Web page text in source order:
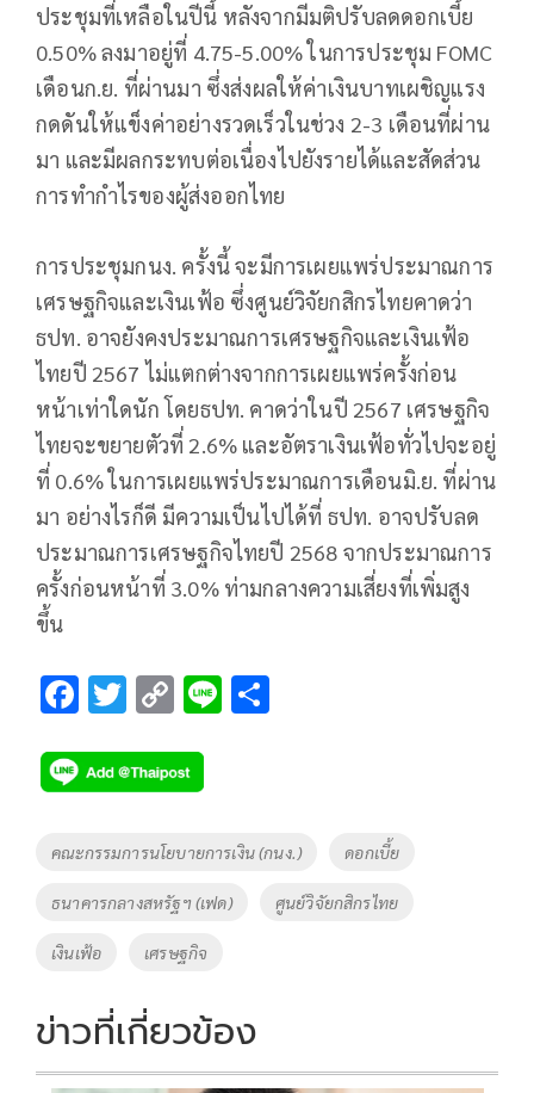
ประชุมที่เหลือในปีนี้ หลังจากมีมติปรับลดดอกเบี้ย
0.50% ลงมาอยู่ที่ 4.75-5.00% ในการประชุม FOMC
เดือนก.ย. ที่ผ่านมา ซึ่งส่งผลให้ค่าเงินบาทเผชิญแรง
กดดันให้แข็งค่าอย่างรวดเร็วในช่วง 2-3 เดือนที่ผ่าน
มา และมีผลกระทบต่อเนื่องไปยังรายได้และสัดส่วน
การทำกำไรของผู้ส่งออกไทย
การประชุมกนง. ครั้งนี้ จะมีการเผยแพร่ประมาณการ
เศรษฐกิจและเงินเฟ้อ ซึ่งศูนย์วิจัยกสิกรไทยคาดว่า
ธปท. อาจยังคงประมาณการเศรษฐกิจและเงินเฟ้อ
ไทยปี 2567 ไม่แตกต่างจากการเผยแพร่ครั้งก่อน
หน้าเท่าใดนัก โดยธปท. คาดว่าในปี 2567 เศรษฐกิจ
ไทยจะขยายตัวที่ 2.6% และอัตราเงินเฟ้อทั่วไปจะอยู่
ที่ 0.6% ในการเผยแพร่ประมาณการเดือนมิ.ย. ที่ผ่าน
มา อย่างไรก็ดี มีความเป็นไปได้ที่ ธปท. อาจปรับลด
ประมาณการเศรษฐกิจไทยปี 2568 จากประมาณการ
ครั้งก่อนหน้าที่ 3.0% ท่ามกลางความเสี่ยงที่เพิ่มสูง
ขึ้น
F
e
b
o
k
T
tt
er
C
p
y
Li
n
k
Li
Tags
คณะกรรมการนโยบายการเงิน (กนง.) ดอกเบี้ย
ธนาคารกลางสหรัฐฯ (เฟด) ศูนย์วิจัยกสิกรไทย
เงินเฟ้อ เศรษฐกิจ
ข่าวที่เกี่ยวข้อง